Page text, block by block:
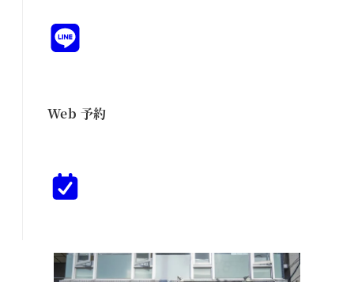
Web 予約